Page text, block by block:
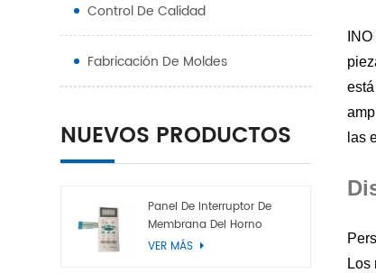
las
Los
Control De Calidad
Fabricación De Moldes
NUEVOS PRODUCTOS
Panel De Interruptor De
Membrana Del Horno
Microondas
VER MÁS